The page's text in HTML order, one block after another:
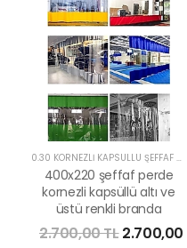
0.30 KORNEZLİ KAPSÜLLÜ ŞEFFAF PERDE
400x220 şeffaf perde
kornezli kapsüllü altı ve
üstü renkli branda
2.700,00 TL2.700,00